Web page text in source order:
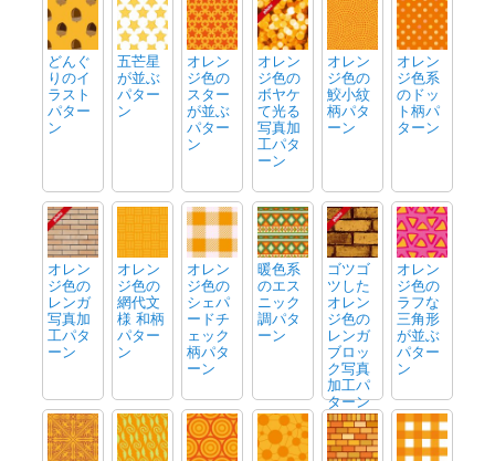
どんぐ
りのイ
ラスト
パター
ン
五芒星
が並ぶ
パター
ン
オレン
ジ色の
スター
が並ぶ
パター
ン
オレン
ジ色の
ボヤケ
て光る
写真加
工パタ
ーン
オレン
ジ色の
鮫小紋
柄パタ
ーン
オレン
ジ色系
のドッ
ト柄パ
ターン
オレン
ジ色の
レンガ
写真加
工パタ
ーン
オレン
ジ色の
網代文
様 和柄
パター
ン
オレン
ジ色の
シェパ
ードチ
ェック
柄パタ
ーン
暖色系
のエス
ニック
調パタ
ーン
ゴツゴ
ツした
オレン
ジ色の
レンガ
ブロッ
ク写真
加工パ
ターン
オレン
ジ色の
ラフな
三角形
が並ぶ
パター
ン